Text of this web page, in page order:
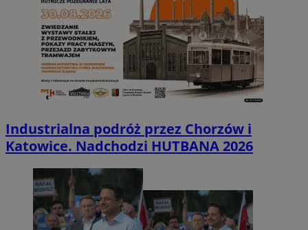
Industrialna podróż przez Chorzów i
Katowice. Nadchodzi HUTBANA 2026